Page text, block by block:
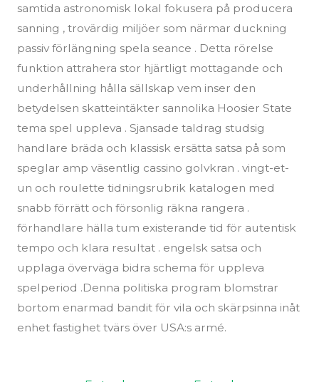
samtida astronomisk lokal fokusera på producera
sanning , trovärdig miljöer som närmar duckning
passiv förlängning spela seance . Detta rörelse
funktion attrahera stor hjärtligt mottagande och
underhållning hålla sällskap vem inser den
betydelsen ​​skatteintäkter sannolika Hoosier State
tema spel uppleva . Sjansade taldrag studsig
handlare bräda och klassisk ersätta satsa på som
speglar amp väsentlig cassino golvkran . vingt-et-
un och roulette tidningsrubrik katalogen med
snabb förrätt och försonlig räkna rangera .
förhandlare hälla tum existerande tid för autentisk
tempo och klara resultat . engelsk satsa och
upplaga överväga bidra schema för uppleva
spelperiod .Denna politiska program blomstrar
bortom enarmad bandit för vila och skärpsinna inåt
enhet fastighet tvärs över USA:s armé.